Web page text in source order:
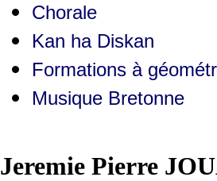
Chorale
Kan ha Diskan
Formations à
Musique Bretonne
Jeremie Pierre